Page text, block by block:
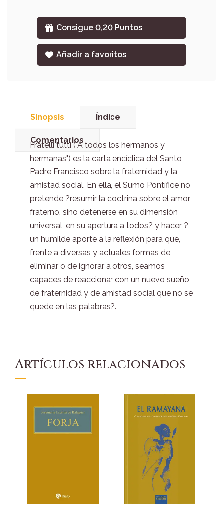
Consigue 0,20 Puntos
Añadir a favoritos
Sinopsis Índice
Comentarios
Fratelli tutti ("A todos los hermanos y
hermanas") es la carta encíclica del Santo
Padre Francisco sobre la fraternidad y la
amistad social. En ella, el Sumo Pontífice no
pretende ?resumir la doctrina sobre el amor
fraterno, sino detenerse en su dimensión
universal, en su apertura a todos? y hacer ?
un humilde aporte a la reflexión para que,
frente a diversas y actuales formas de
eliminar o de ignorar a otros, seamos
capaces de reaccionar con un nuevo sueño
de fraternidad y de amistad social que no se
quede en las palabras?.
Artículos relacionados